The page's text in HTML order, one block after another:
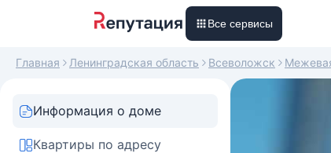
Все сервисы
Главная Ленинградская область Всеволожск
Информация о доме
Квартиры по адресу